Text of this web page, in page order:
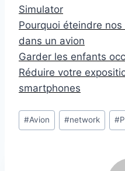
Simulator
Pourquoi éteindre
dans un avion
Garder les enfants
Réduire votre
smartphones
Étiquettes
de
#Avion #network #